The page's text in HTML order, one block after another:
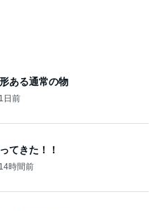
ある通常の物
1日前
てきた！！
14時間前